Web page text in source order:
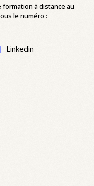
formation à distance au
le numéro :
Linkedin